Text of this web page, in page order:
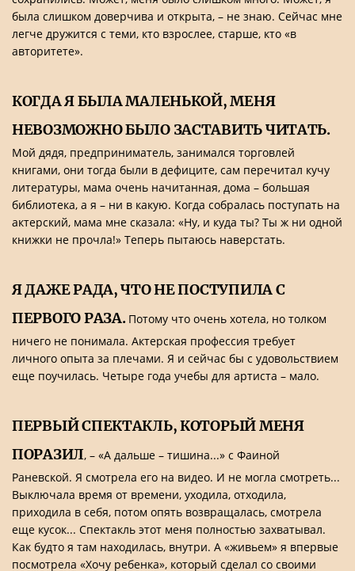
была слишком доверчива и открыта, – не знаю. Сейчас мне
легче дружится с теми, кто взрослее, старше, кто «в
авторитете».
КОГДА Я БЫЛА МАЛЕНЬКОЙ, МЕНЯ
НЕВОЗМОЖНО БЫЛО ЗАСТАВИТЬ ЧИТАТЬ.
Мой дядя, предприниматель, занимался торговлей
книгами, они тогда были в дефиците, сам перечитал кучу
литературы, мама очень начитанная, дома – большая
библиотека, а я – ни в какую. Когда собралась поступать на
актерский, мама мне сказала: «Ну, и куда ты? Ты ж ни одной
книжки не прочла!» Теперь пытаюсь наверстать.
Я ДАЖЕ РАДА, ЧТО НЕ ПОСТУПИЛА С
ПЕРВОГО РАЗА. Потому что очень хотела, но толком
ничего не понимала. Актерская профессия требует
личного опыта за плечами. Я и сейчас бы с удовольствием
еще поучилась. Четыре года учебы для артиста – мало.
ПЕРВЫЙ СПЕКТАКЛЬ, КОТОРЫЙ МЕНЯ
ПОРАЗИЛ, – «А дальше – тишина...» с Фаиной
Раневской. Я смотрела его на видео. И не могла смотреть...
Выключала время от времени, уходила, отходила,
приходила в себя, потом опять возвращалась, смотрела
еще кусок... Спектакль этот меня полностью захватывал.
Как будто я там находилась, внутри. А «живьем» я впервые
посмотрела «Хочу ребенка», который сделал со своими